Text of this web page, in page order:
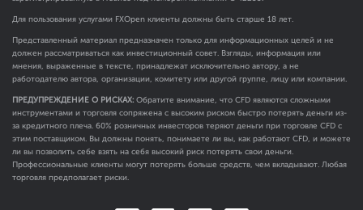
Для пользования услугами FXOpen клиенты должны быть старше 18 лет.
Представленный материал предназначен только для информационных целей и не
должен рассматриваться как инвестиционный совет. Взгляды, информация или
мнения, выраженные в тексте, принадлежат исключительно автору, а не
работодателю автора, организации, комитету или другой группе, лицу или компании.
ПРЕДУПРЕЖДЕНИЕ О РИСКАХ: Обратите внимание, что CFD являются сложными
инструментами и торговля сопряжена с высоким риском быстро потерять деньги из-
за кредитного плеча. 60% розничных инвесторов теряют деньги при торговле CFD с
этим поставщиком. Вы должны понять, понимаете ли вы, как работают CFD, и можете
ли вы позволить себе взять на себя высокий риск потерять свои деньги.
Профессиональные клиенты могут потерять больше средств, чем вкладывают. Любая
торговля предполагает риски.